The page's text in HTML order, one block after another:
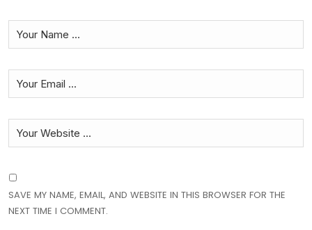
SAVE MY NAME, EMAIL, AND WEBSITE IN THIS BROWSER FOR THE
NEXT TIME I COMMENT.